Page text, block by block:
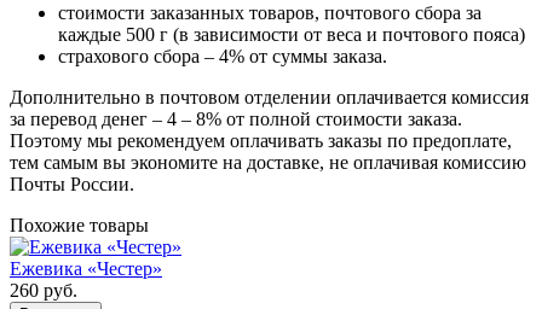
стоимости заказанных товаров, почтового сбора за
каждые 500 г (в зависимости от веса и почтового пояса)
страхового сбора – 4% от суммы заказа.
Дополнительно в почтовом отделении оплачивается комиссия
за перевод денег – 4 – 8% от полной стоимости заказа.
Поэтому мы рекомендуем оплачивать заказы по предоплате,
тем самым вы экономите на доставке, не оплачивая комиссию
Почты России.
Похожие товары
Ежевика «Честер»
260 руб.